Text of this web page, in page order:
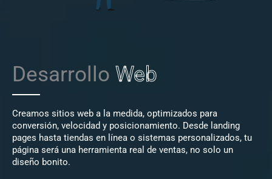
Desarrollo Web
Creamos sitios web a la medida, optimizados para
conversión, velocidad y posicionamiento. Desde landing
pages hasta tiendas en línea o sistemas personalizados, tu
página será una herramienta real de ventas, no solo un
diseño bonito.